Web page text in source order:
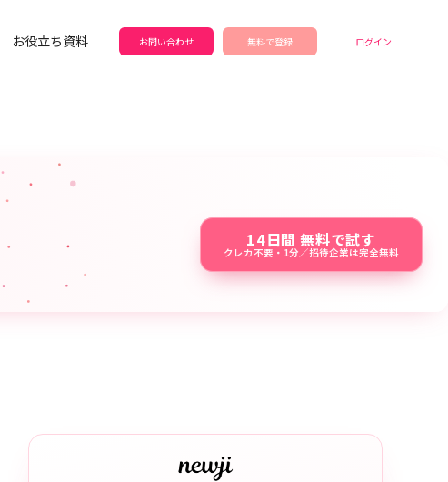
お役立ち資料 お問い合わせ 無料で登録 ログイン
14日間 無料で試す
クレカ不要・1分／招待企業は完全無料